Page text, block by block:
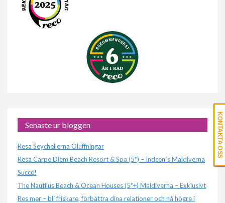
Senaste ur bloggen
Resa Seychellerna Öluffningar
Resa Carpe Diem Beach Resort & Spa (5*) – Indcen´s Maldiverna
Succé!
The Nautilus Beach & Ocean Houses (5*+) Maldiverna – Exklusivt
Res mer – bli friskare, förbättra dina relationer och nå högre i
KONTAKTA OSS